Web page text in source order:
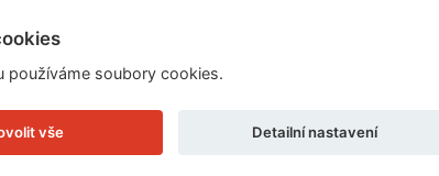
Copyright © 2026 NOVAline, s r.o.
používáme soubory cookies.
vše Detailní nastavení